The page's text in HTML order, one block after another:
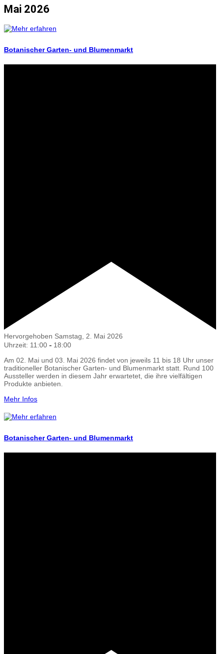
Mai 2026
Botanischer Garten- und Blumenmarkt
Hervorgehoben Samstag, 2. Mai 2026
Uhrzeit: 11:00 - 18:00
Am 02. Mai und 03. Mai 2026 findet von jeweils 11 bis 18 Uhr unser
traditioneller Botanischer Garten- und Blumenmarkt statt. Rund 100
Aussteller werden in diesem Jahr erwartetet, die ihre vielfältigen
Produkte anbieten.
Mehr Infos
Botanischer Garten- und Blumenmarkt